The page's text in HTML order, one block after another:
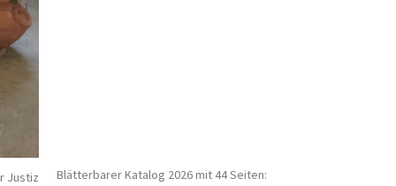
Justiz Blätterbarer Katalog 2026 mit 44 Seiten: